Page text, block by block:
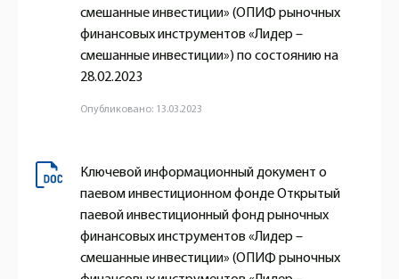
смешанные инвестиции» (ОПИФ рыночных
финансовых инструментов «Лидер –
смешанные инвестиции») по состоянию на
28.02.2023
Опубликовано: 13.03.2023
Ключевой информационный документ о
паевом инвестиционном фонде Открытый
паевой инвестиционный фонд рыночных
финансовых инструментов «Лидер –
смешанные инвестиции» (ОПИФ рыночных